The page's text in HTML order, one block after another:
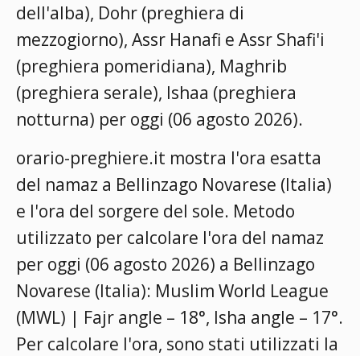
dell'alba), Dohr (preghiera di
mezzogiorno), Assr Hanafi e Assr Shafi'i
(preghiera pomeridiana), Maghrib
(preghiera serale), Ishaa (preghiera
notturna) per oggi (06 agosto 2026).
orario-preghiere.it mostra l'ora esatta
del namaz a Bellinzago Novarese (Italia)
e l'ora del sorgere del sole. Metodo
utilizzato per calcolare l'ora del namaz
per oggi (06 agosto 2026) a Bellinzago
Novarese (Italia): Muslim World League
(MWL) | Fajr angle – 18°, Isha angle – 17°.
Per calcolare l'ora, sono stati utilizzati la